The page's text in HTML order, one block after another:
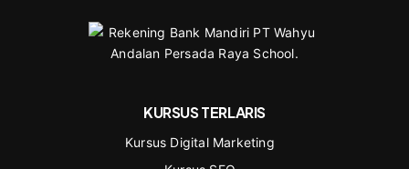
KURSUS TERLARIS
Kursus Digital Marketing